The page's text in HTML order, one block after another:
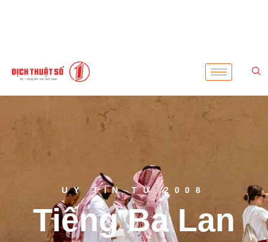
UY TÍN TỪ 2008
Tiếng Ba Lan